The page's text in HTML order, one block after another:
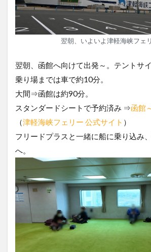
翌朝、いよいよ津軽海峡フェ
翌朝、函館へ向けて出発～。テントサ
乗り場までは車で約10分。
大間⇒函館は約90分。
スタンダードシートで予約済み ⇒函館
（津軽海峡フェリー 公式サイト ）
フリードプラスと一緒に船に乗り込み
へ。